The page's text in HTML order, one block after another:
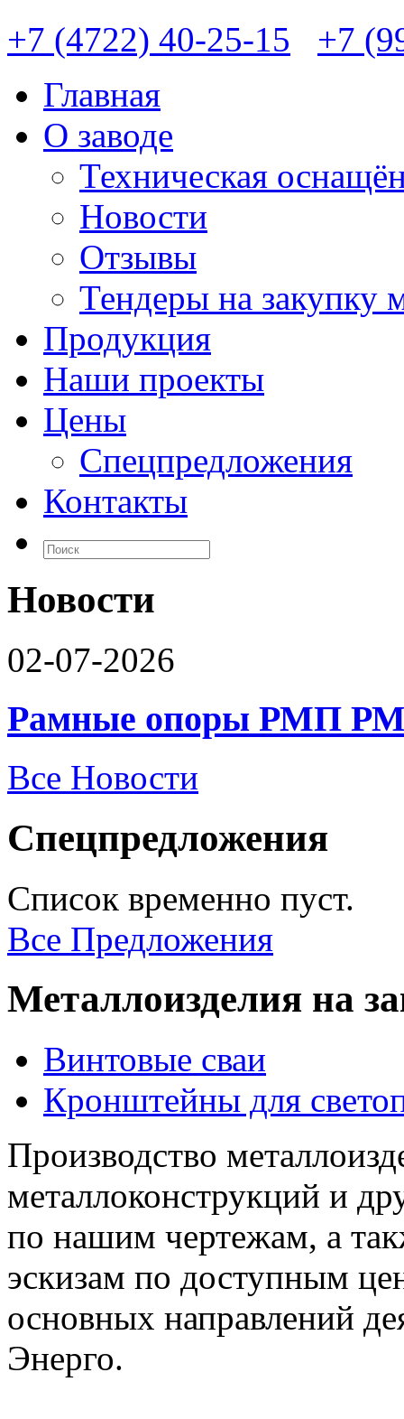
+7 (4722) 40-25-15
+7
Главная
О заводе
Техническая
Новости
Отзывы
Тендеры на закупку
Продукция
Наши проекты
Цены
Спецпредложения
Контакты
Новости
02-07-2026
Рамные опоры РМП
Все Новости
Спецпредложения
Список временно пуст.
Все Предложения
Металлоизделия на
Винтовые сваи
Кронштейны для
Производство
металлоконструкций и
по нашим чертежам, а
эскизам по доступным
основных направлений
Энерго.